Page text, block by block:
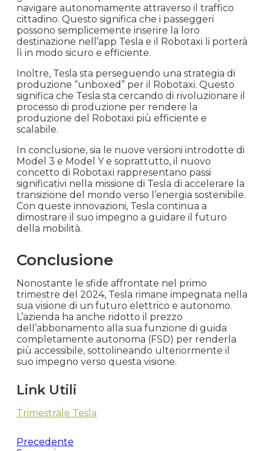
navigare autonomamente attraverso il traffico
cittadino. Questo significa che i passeggeri
possono semplicemente inserire la loro
destinazione nell’app Tesla e il Robotaxi li porterà
lì in modo sicuro e efficiente.
Inoltre, Tesla sta perseguendo una strategia di
produzione “unboxed” per il Robotaxi. Questo
significa che Tesla sta cercando di rivoluzionare il
processo di produzione per rendere la
produzione del Robotaxi più efficiente e
scalabile.
In conclusione, sia le nuove versioni introdotte di
Model 3 e Model Y e soprattutto, il nuovo
concetto di Robotaxi rappresentano passi
significativi nella missione di Tesla di accelerare la
transizione del mondo verso l’energia sostenibile.
Con queste innovazioni, Tesla continua a
dimostrare il suo impegno a guidare il futuro
della mobilità.
Conclusione
Nonostante le sfide affrontate nel primo
trimestre del 2024, Tesla rimane impegnata nella
sua visione di un futuro elettrico e autonomo.
L’azienda ha anche ridotto il prezzo
dell’abbonamento alla sua funzione di guida
completamente autonoma (FSD) per renderla
più accessibile, sottolineando ulteriormente il
suo impegno verso questa visione.
Link Utili
Trimestrale Tesla
Precedente